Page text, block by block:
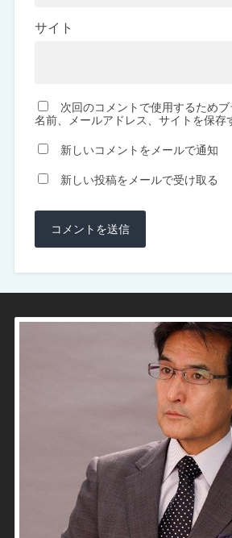
サイト
次回のコメントで使用するため
名前、メールアドレス、サイトを保存
新しいコメントをメールで通知
新しい投稿をメールで受け取る